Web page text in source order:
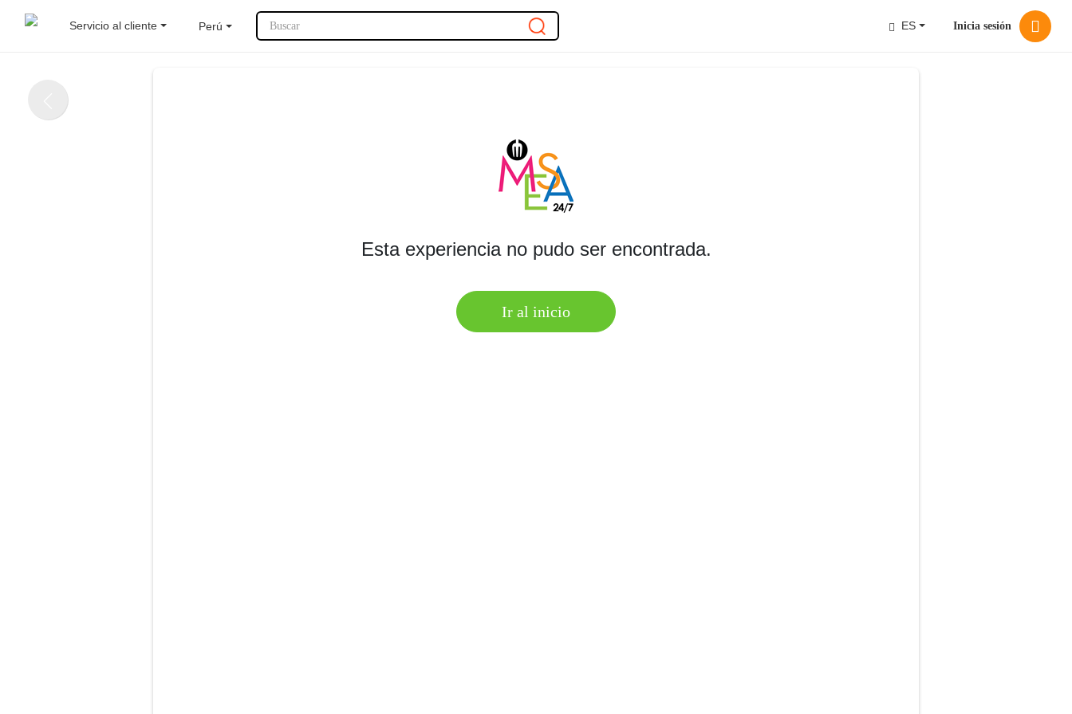
Servicio al cliente Perú Buscar ES Inicia sesión
Esta experiencia no pudo ser encontrada.
Ir al inicio